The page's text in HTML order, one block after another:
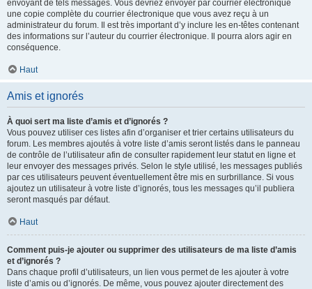
envoyant de tels messages. Vous devriez envoyer par courrier électronique
une copie complète du courrier électronique que vous avez reçu à un
administrateur du forum. Il est très important d’y inclure les en-têtes contenant
des informations sur l’auteur du courrier électronique. Il pourra alors agir en
conséquence.
Haut
Amis et ignorés
À quoi sert ma liste d’amis et d’ignorés ?
Vous pouvez utiliser ces listes afin d’organiser et trier certains utilisateurs du
forum. Les membres ajoutés à votre liste d’amis seront listés dans le panneau
de contrôle de l’utilisateur afin de consulter rapidement leur statut en ligne et
leur envoyer des messages privés. Selon le style utilisé, les messages publiés
par ces utilisateurs peuvent éventuellement être mis en surbrillance. Si vous
ajoutez un utilisateur à votre liste d’ignorés, tous les messages qu’il publiera
seront masqués par défaut.
Haut
Comment puis-je ajouter ou supprimer des utilisateurs de ma liste d’amis
et d’ignorés ?
Dans chaque profil d’utilisateurs, un lien vous permet de les ajouter à votre
liste d’amis ou d’ignorés. De même, vous pouvez ajouter directement des